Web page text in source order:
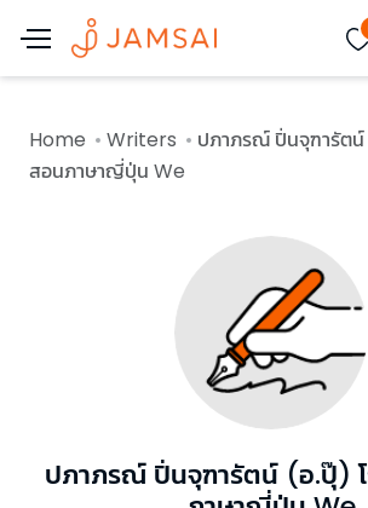
Home Writers
ปภาภรณ์ ปิ่นจุฑารัตน์
สอนภาษาญี่ปุ่น We
ปภาภรณ์ ปิ่นจุฑารัตน์ (อ.ปุ๊)